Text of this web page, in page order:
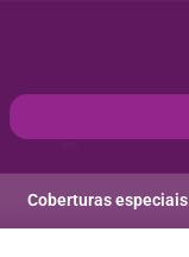
Coberturas especiais